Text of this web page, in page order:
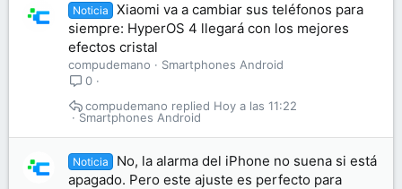
Noticia
Xiaomi va a cambiar sus teléfonos para
siempre: HyperOS 4 llegará con los mejores
efectos cristal
compudemano
Smartphones Android
0
Smartphones Android
Hoy a las 11:22
compudemano
Noticia
No, la alarma del iPhone no suena si está
apagado. Pero este ajuste es perfecto para